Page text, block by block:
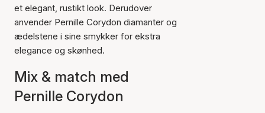
et elegant, rustikt look. Derudover
anvender Pernille Corydon diamanter og
ædelstene i sine smykker for ekstra
elegance og skønhed.
Mix & match med
Pernille Corydon